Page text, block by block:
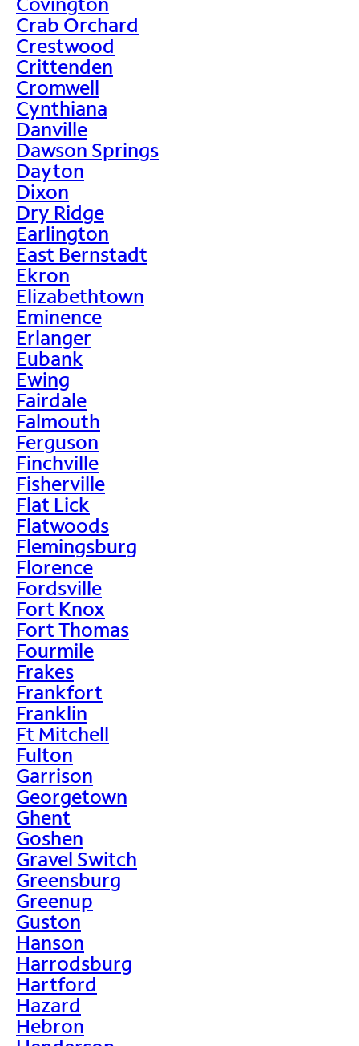
Crab Orchard
Crestwood
Crittenden
Cromwell
Cynthiana
Danville
Dawson Springs
Dayton
Dixon
Dry Ridge
Earlington
East Bernstadt
Ekron
Elizabethtown
Eminence
Erlanger
Eubank
Ewing
Fairdale
Falmouth
Ferguson
Finchville
Fisherville
Flat Lick
Flatwoods
Flemingsburg
Florence
Fordsville
Fort Knox
Fort Thomas
Fourmile
Frakes
Frankfort
Franklin
Ft Mitchell
Fulton
Garrison
Georgetown
Ghent
Goshen
Gravel Switch
Greensburg
Greenup
Guston
Hanson
Harrodsburg
Hartford
Hazard
Hebron